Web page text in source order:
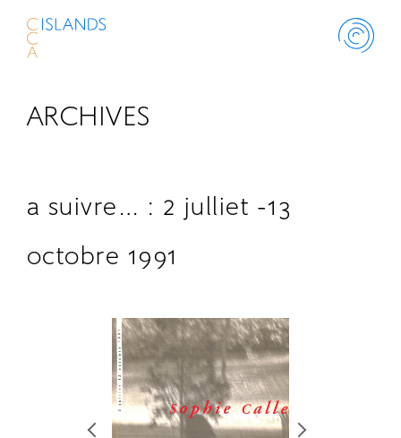
ABOUT
SCHOLARSHIP
RETRACE
ARCHIVES
a suivre… : 2 julliet -13
octobre 1991